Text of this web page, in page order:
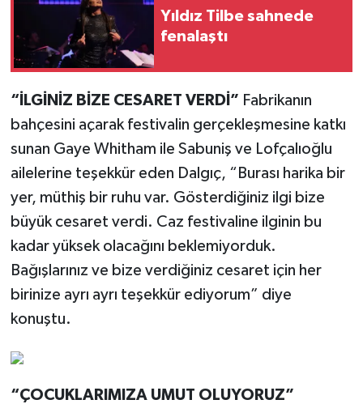
Yıldız Tilbe sahnede
fenalaştı
“İLGİNİZ BİZE CESARET VERDİ” Fabrikanın
bahçesini açarak festivalin gerçekleşmesine katkı
sunan Gaye Whitham ile Sabuniş ve Lofçalıoğlu
ailelerine teşekkür eden Dalgıç, “Burası harika bir
yer, müthiş bir ruhu var. Gösterdiğiniz ilgi bize
büyük cesaret verdi. Caz festivaline ilginin bu
kadar yüksek olacağını beklemiyorduk.
Bağışlarınız ve bize verdiğiniz cesaret için her
birinize ayrı ayrı teşekkür ediyorum” diye
konuştu.
“ÇOCUKLARIMIZA UMUT OLUYORUZ”